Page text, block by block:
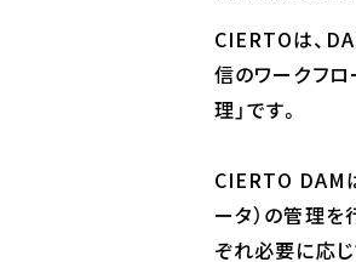
CIERTOは、
信のワークフロ
理」です。
CIERTO DAM
ータ）の管理
ぞれ必要に応